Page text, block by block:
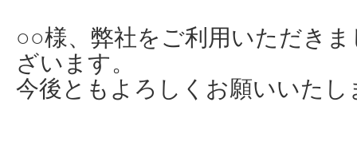
○○様、弊社をご利用いただき
ざいます。
今後ともよろしくお願いいたし